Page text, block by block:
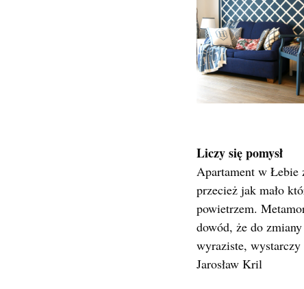
Liczy się pomysł
Apartament w Łebie
przecież jak mało
powietrzem.
dowód, że do
wyraziste, wystarczy
Jarosław Kril